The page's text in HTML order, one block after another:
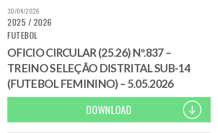
30/04/2026
2025 / 2026
FUTEBOL
OFICIO CIRCULAR (25.26) Nº.837 –
TREINO SELEÇÃO DISTRITAL SUB-14
(FUTEBOL FEMININO) – 5.05.2026
DOWNLOAD